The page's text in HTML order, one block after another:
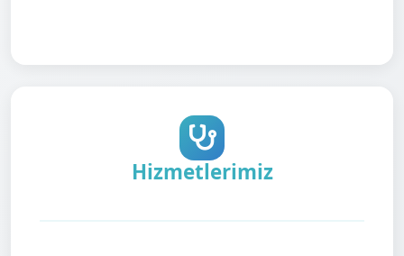
Hizmetlerimiz